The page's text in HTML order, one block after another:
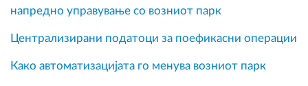
напредно управување со возниот парк
Централизирани податоци за поефикасни операции
Како автоматизацијата го менува возниот парк